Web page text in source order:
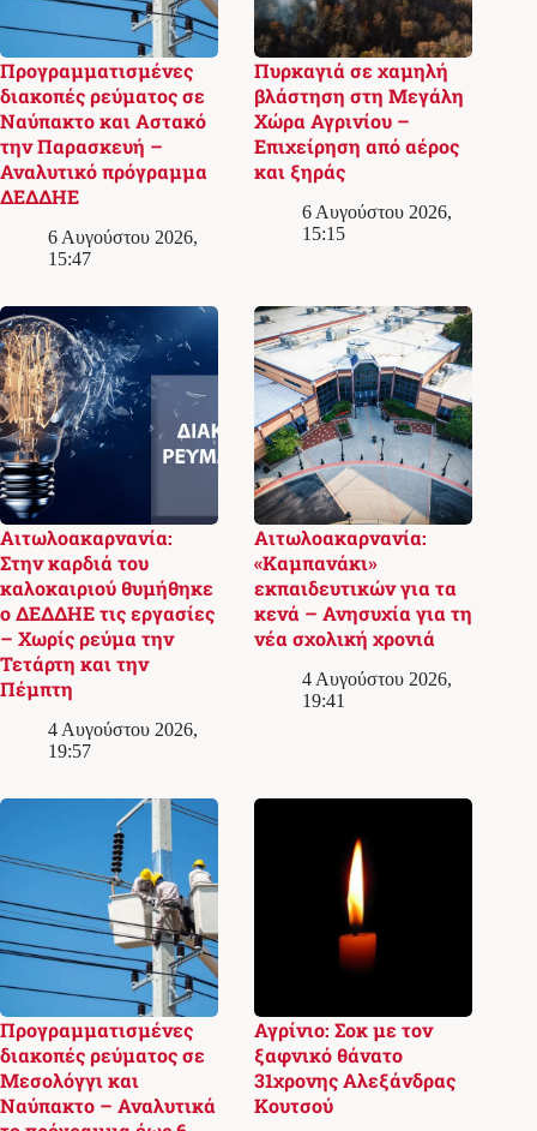
Προγραμματισμένες
διακοπές ρεύματος σε
Ναύπακτο και Αστακό
την Παρασκευή –
Αναλυτικό πρόγραμμα
ΔΕΔΔΗΕ
6 Αυγούστου 2026,
15:47
Πυρκαγιά σε χαμηλή
βλάστηση στη Μεγάλη
Χώρα Αγρινίου –
Επιχείρηση από αέρος
και ξηράς
6 Αυγούστου 2026,
15:15
Αιτωλοακαρνανία:
Στην καρδιά του
καλοκαιριού θυμήθηκε
ο ΔΕΔΔΗΕ τις εργασίες
– Χωρίς ρεύμα την
Τετάρτη και την
Πέμπτη
4 Αυγούστου 2026,
19:57
Αιτωλοακαρνανία:
«Καμπανάκι»
εκπαιδευτικών για τα
κενά – Ανησυχία για τη
νέα σχολική χρονιά
4 Αυγούστου 2026,
19:41
Προγραμματισμένες
διακοπές ρεύματος σε
Μεσολόγγι και
Ναύπακτο – Αναλυτικά
Αγρίνιο: Σοκ με τον
ξαφνικό θάνατο
31χρονης Αλεξάνδρας
Κουτσού